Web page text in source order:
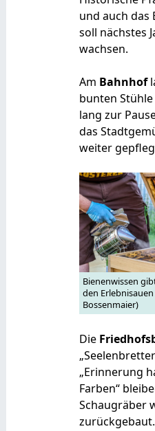
und auch das
soll nächstes
wachsen.
Am Bahnhof
bunten
lang zur
das
weiter
Bienenwissen
den Erlebnisauen
Bossenmaier)
Die
„Erinnerung
Farben“
Schaugräber
zurückgebaut.